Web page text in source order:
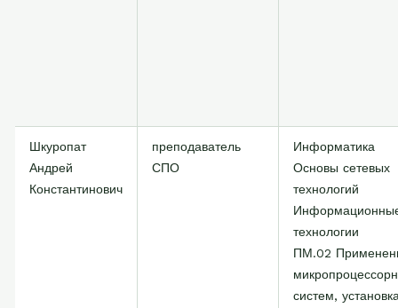
Шкуропат
Андрей
Константинович
преподаватель
СПО
Информатика
Основы сетевых
технологий
технологии
ПМ.02
систем,